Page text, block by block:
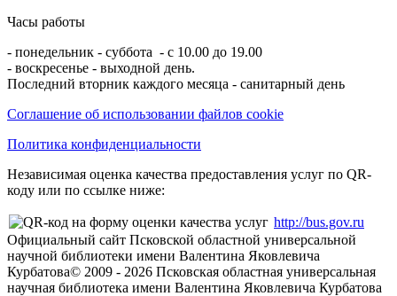
Часы работы
- понедельник - суббота - с 10.00 до 19.00
- воскресенье - выходной день.
Последний вторник каждого месяца - санитарный день
Соглашение об использовании файлов cookie
Политика конфиденциальности
Независимая оценка качества предоставления услуг по QR-
коду или по ссылке ниже:
http://bus.gov.ru
Официальный сайт Псковской областной универсальной
научной библиотеки имени Валентина Яковлевича
Курбатова© 2009 - 2026 Псковская областная универсальная
научная библиотека имени Валентина Яковлевича Курбатова